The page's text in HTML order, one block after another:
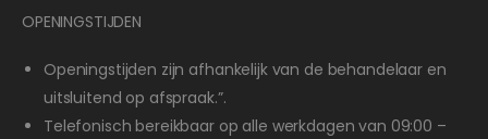
OPENINGSTIJDEN
Openingstijden zijn afhankelijk van de behandelaar en
uitsluitend op afspraak.”.
Telefonisch bereikbaar op alle werkdagen van 09:00 –